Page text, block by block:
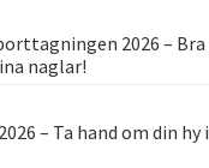
2026 – Bra
naglar!
– Ta hand om din hy i